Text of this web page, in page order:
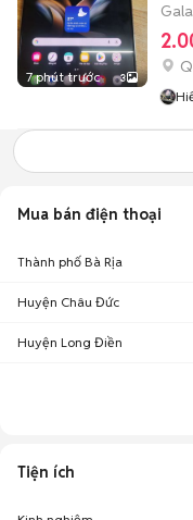
7 phút trước 3
Mua bán điện thoại
Thành phố Bà Rịa
Huyện Châu Đức
Huyện Long Điền
Tiện ích